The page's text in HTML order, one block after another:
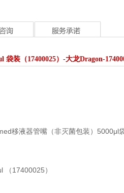
装（17400025）-大龙Dragon-
移液器管嘴（非灭菌包装）5000μl
（17400025）